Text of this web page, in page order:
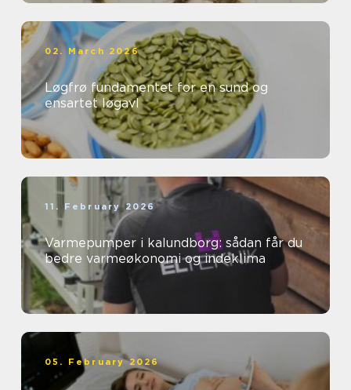
02. March 2026
Løgfrø fundamentet for en sund og
ensartet løgavl
11. February 2026
Varmepumper i kalundborg: sådan får du
bedre varmeøkonomi og indeklima
05. February 2026